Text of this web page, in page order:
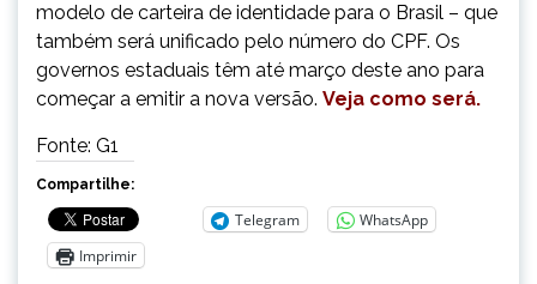
modelo de carteira de identidade para o Brasil – que
também será unificado pelo número do CPF. Os
governos estaduais têm até março deste ano para
começar a emitir a nova versão. Veja como será.
Fonte: G1
Compartilhe:
Telegram
WhatsApp
Imprimir